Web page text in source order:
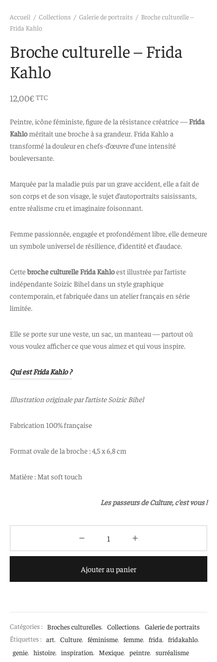
Accueil / Collections / Galerie de portraits / Broche culturelle –
Frida Kahlo
Broche culturelle – Frida
Kahlo
12,00€ TTC
Peintre, icône féministe, figure de la résistance créatrice — Frida
Kahloméritait une broche à sa grandeur. Frida Kahlo a
transformé la douleur en chefs-d’œuvre d’une intensité
bouleversante.
Marquée par la maladie puis par un grave accident, elle a fait de
son corps et de son visage, le sujet d’autoportraits saisissants,
entre réalisme cru et imaginaire foisonnant.
Femme passionnée, engagée et profondément libre, elle demeure
un symbole universel de résilience, d’identité et d’audace.
Cettebroche culturelle Frida Kahloest illustrée par l’artiste
indépendante Soizic Bihel dans un style graphique
contemporain, et fabriquée dans un atelier français en série
limitée.
Elle se porte sur une veste, un sac, un manteau — partout où
vous voulez afficher ce que vous aimez et qui vous inspire.
Qui est Frida Kahlo ?
Illustration originale par l’artiste Soizic Bihel
Fabrication 100% française
Format ovale de la broche : 4,5 x 6,8 cm
Matière : Mat soft touch
Les passeurs de Culture, c’est vous !
Ajouter au panier
Catégories : Broches culturelles, Collections, Galerie de portraits
Étiquettes : art, Culture, féminisme, femme, frida, fridakahlo,
genie, histoire, inspiration, Mexique, peintre, surréalisme
intuitif et culturel